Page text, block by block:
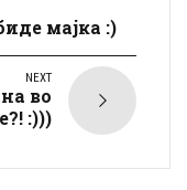
мајка :)
NEXT
во
:)))